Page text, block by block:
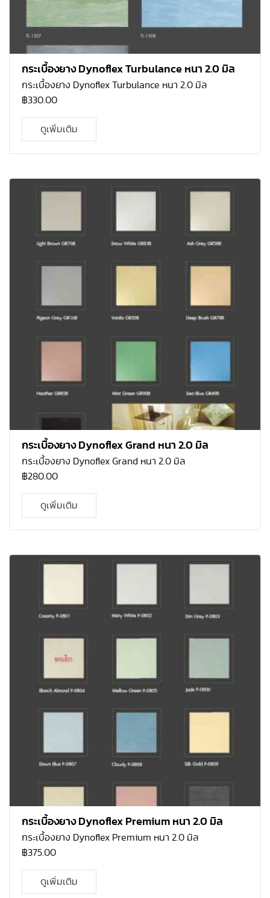
กระเบื้องยาง Dynoflex Turbulance หนา 2.0 มิล
กระเบื้องยาง Dynoflex Turbulance หนา 2.0 มิล
฿330.00
ดูเพิ่มเติม
กระเบื้องยาง Dynoflex Grand หนา 2.0 มิล
กระเบื้องยาง Dynoflex Grand หนา 2.0 มิล
฿280.00
ดูเพิ่มเติม
กระเบื้องยาง Dynoflex Premium หนา 2.0 มิล
กระเบื้องยาง Dynoflex Premium หนา 2.0 มิล
฿375.00
ดูเพิ่มเติม